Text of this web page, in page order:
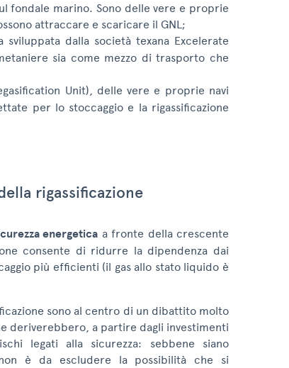
fondale marino. Sono delle vere e proprie
attraccare e scaricare il GNL;
sviluppata dalla società texana Excelerate
sia come mezzo di trasporto che
Unit), delle vere e proprie navi
per lo stoccaggio e la rigassificazione
rigassificazione
energetica a fronte della crescente
consente di ridurre la dipendenza dai
più efficienti (il gas allo stato liquido è
sono al centro di un dibattito molto
deriverebbero, a partire dagli investimenti
legati alla sicurezza: sebbene siano
è da escludere la possibilità che si